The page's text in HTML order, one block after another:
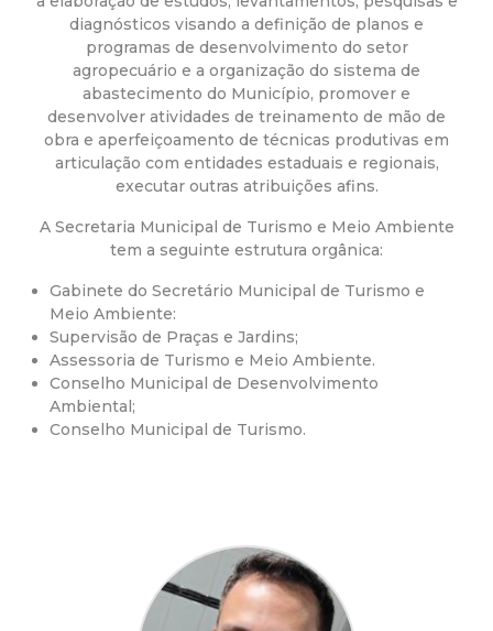
i
p
a
d
e
C
diagnósticos visando a definição de planos e
programas de desenvolvimento do setor
agropecuário e a organização do sistema de
abastecimento do Município, promover e
desenvolver atividades de treinamento de mão de
obra e aperfeiçoamento de técnicas produtivas em
articulação com entidades estaduais e regionais,
executar outras atribuições afins.
A Secretaria Municipal de Turismo e Meio Ambiente
tem a seguinte estrutura orgânica:
Gabinete do Secretário Municipal de Turismo e
Meio Ambiente:
Supervisão de Praças e Jardins;
Assessoria de Turismo e Meio Ambiente.
Conselho Municipal de Desenvolvimento
Ambiental;
Conselho Municipal de Turismo.